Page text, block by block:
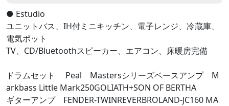
● Estudio
ユニットバス、IH付ミニキッチン、電子レンジ、冷蔵庫、
電気ポット
TV、CD/Bluetoothスピーカー、エアコン、床暖房完備
ドラムセット Peal Mastersシリーズベースアンプ M
arkbass Little Mark250GOLIATH+SON OF BERTHA
ギターアンプ FENDER-TWINREVERBROLAND-JC160 MA